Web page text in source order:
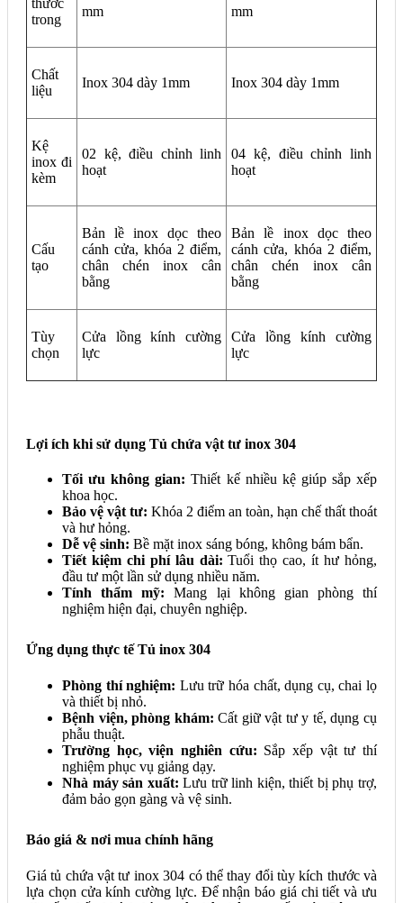
trong
mm
mm
Chất
liệu
Inox 304 dày 1mm Inox 304 dày 1mm
Kệ
inox đi
kèm
02 kệ, điều chỉnh linh
hoạt
04 kệ, điều chỉnh linh
hoạt
Cấu
tạo
Bản lề inox dọc theo
cánh cửa, khóa 2 điểm,
chân chén inox cân
bằng
Bản lề inox dọc theo
cánh cửa, khóa 2 điểm,
chân chén inox cân
bằng
Tùy
chọn
Cửa lồng kính cường
lực
Cửa lồng kính cường
lực
Lợi ích khi sử dụng Tủ chứa vật tư inox 304
Tối ưu không gian: Thiết kế nhiều kệ giúp sắp xếp
khoa học.
Bảo vệ vật tư: Khóa 2 điểm an toàn, hạn chế thất thoát
và hư hỏng.
Dễ vệ sinh: Bề mặt inox sáng bóng, không bám bẩn.
Tiết kiệm chi phí lâu dài: Tuổi thọ cao, ít hư hỏng,
đầu tư một lần sử dụng nhiều năm.
Tính thẩm mỹ: Mang lại không gian phòng thí
nghiệm hiện đại, chuyên nghiệp.
Ứng dụng thực tế Tủ inox 304
Phòng thí nghiệm: Lưu trữ hóa chất, dụng cụ, chai lọ
và thiết bị nhỏ.
Bệnh viện, phòng khám: Cất giữ vật tư y tế, dụng cụ
phẫu thuật.
Trường học, viện nghiên cứu: Sắp xếp vật tư thí
nghiệm phục vụ giảng dạy.
Nhà máy sản xuất: Lưu trữ linh kiện, thiết bị phụ trợ,
đảm bảo gọn gàng và vệ sinh.
Báo giá & nơi mua chính hãng
Giá tủ chứa vật tư inox 304 có thể thay đổi tùy kích thước và
lựa chọn cửa kính cường lực. Để nhận báo giá chi tiết và ưu